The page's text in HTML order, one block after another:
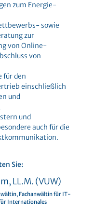
zum Energie-
sowie
zur
von Online-
von
für den
einschließlich
und
und
auch für die
Sie:
LL.M. (VUW)
Fachanwältin für IT-
Internationales